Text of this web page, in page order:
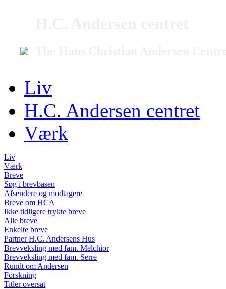
Liv
H.C. Andersen centret
Værk
Liv
Værk
Breve
Søg i brevbasen
Afsendere og modtagere
Breve om HCA
Ikke tidligere trykte breve
Alle breve
Enkelte breve
Partner H.C. Andersens Hus
Brevveksling med fam. Melchior
Brevveksling med fam. Serre
Rundt om Andersen
Forskning
Titler oversat